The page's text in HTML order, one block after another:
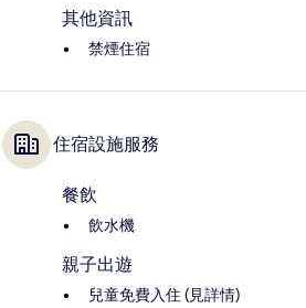
其他資訊
禁煙住宿
住宿設施服務
餐飲
飲水機
親子出遊
兒童免費入住 (見詳情)